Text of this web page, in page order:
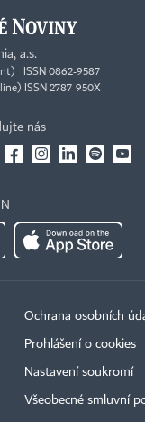
a.s.
ISSN 0862-9587
ISSN 2787-950X
nás
Ochrana osobních
Prohlášení o cookies
Nastavení soukromí
Všeobecné smluvní